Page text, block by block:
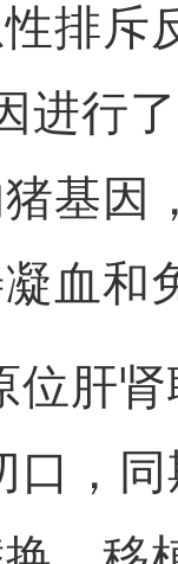
斥
进行
基因
血和
肝肾
口，